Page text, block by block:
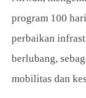
program 100
perbaikan
berlubang,
mobilitas dan